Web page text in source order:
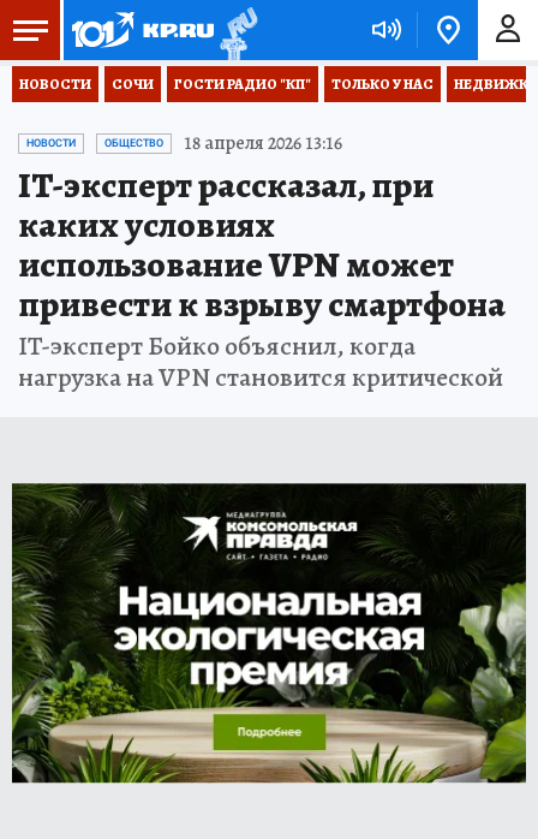
НОВОСТИ СОЧИ ГОСТИ РАДИО "КП" ТОЛЬКО У НАС НЕДВИЖКА
НОВОСТИ ОБЩЕСТВО 18 апреля 2026 13:16
IT-эксперт рассказал, при
каких условиях
использование VPN может
привести к взрыву смартфона
IT-эксперт Бойко объяснил, когда
нагрузка на VPN становится критической